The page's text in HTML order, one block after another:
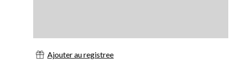
Ajouter au registree